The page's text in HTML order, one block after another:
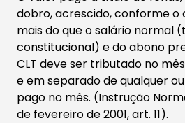
dobro, acrescido, conforme o
mais do que o salário normal
constitucional) e do abono
CLT deve ser tributado no
e em separado de qualquer
pago no mês. (Instrução
de fevereiro de 2001, art. 11).